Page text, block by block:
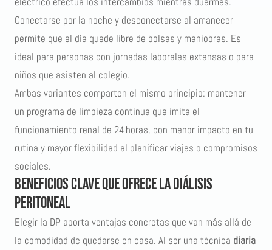
Conectarse por la noche y desconectarse al amanecer
permite que el día quede libre de bolsas y maniobras. Es
ideal para personas con jornadas laborales extensas o para
niños que asisten al colegio.
Ambas variantes comparten el mismo principio: mantener
un programa de limpieza continua que imita el
funcionamiento renal de 24 horas, con menor impacto en tu
rutina y mayor flexibilidad al planificar viajes o compromisos
sociales.
Beneficios clave que ofrece la diálisis
peritoneal
Elegir la DP aporta ventajas concretas que van más allá de
la comodidad de quedarse en casa. Al ser una técnica diaria